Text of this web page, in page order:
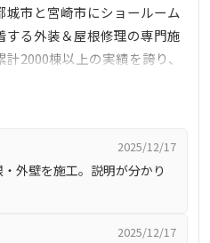
市と宮崎市にショールーム
する外装＆屋根修理の専門施
2000棟以上の実績を誇り、
点検（ドローン活用）、見
。屋根塗装、雨漏り修理、
修など幅広い工事に対応し、
ォロー体制も充実。大手より
・迅速対応を兼ね備え、相見
2025/12/17
外壁を施工。説明が分かり
2025/12/17